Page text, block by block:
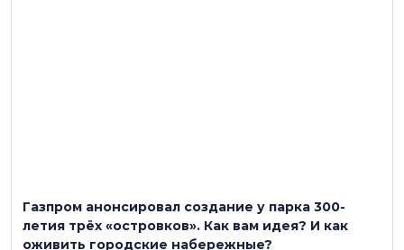
Газпром анонсировал создание у парка 300-
летия трёх «островков». Как вам идея? И как
оживить городские набережные?